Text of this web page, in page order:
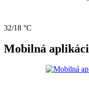
32/18 °C
Mobilná